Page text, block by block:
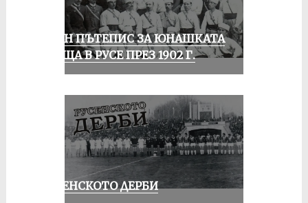
ЕДИН ПЪТЕПИС ЗА ЮНАШКАТА
СРЕЩА В РУСЕ ПРЕЗ 1902 Г.
РУСЕНСКОТО ДЕРБИ